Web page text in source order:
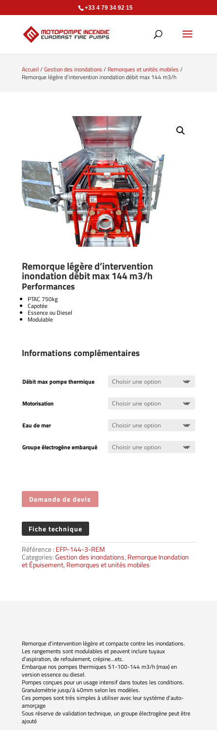
+33 4 79 34 92 15
Accueil /Gestion des inondations / Remorques et unités mobiles /
Remorque légère d’intervention inondation débit max 144 m3/h
Remorque légère d’intervention
inondation débit max 144 m3/h
Performances
PTAC 750kg
Capotée
Essence ou Diesel
Modulable
Informations complémentaires
Débit max pompe thermique
Motorisation
Eau de mer
Groupe électrogène embarqué
Demande de devis
Fiche technique
Référence : EFP-144-3-REM
Categories:Gestion des inondations, Remorque Inondation
et Épuisement, Remorques et unités mobiles
Remorque d’intervention légère et compacte contre les inondations.
Les rangements sont modulables et peuvent inclure tuyaux
d’aspiration, de refoulement, crépine…etc.
Embarque nos pompes thermiques 51-100-144 m3/h (max) en
version essence ou diesel.
Pompes conçues pour un usage intensif dans toutes les conditions.
Granulométrie jusqu’à 40mm selon les modèles.
Ces pompes sont très simples à utiliser avec leur système d’auto-
amorçage
Sous réserve de validation technique, un groupe électrogène peut être
ajouté